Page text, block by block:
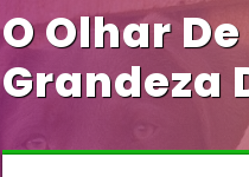
O Olhar
Grandeza